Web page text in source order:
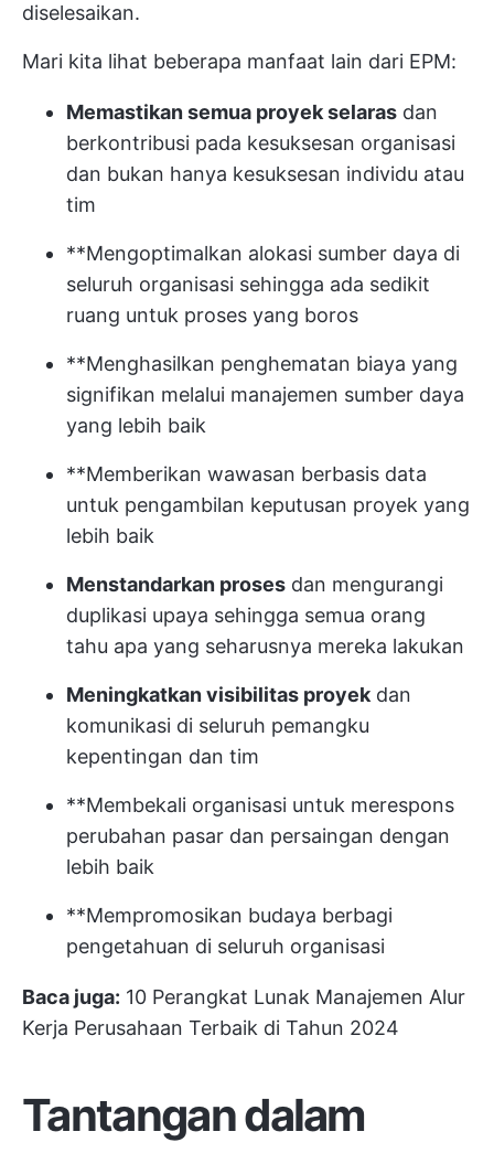
diselesaikan.
Mari kita lihat beberapa manfaat lain dari EPM:
Memastikan semua proyek selaras dan
berkontribusi pada kesuksesan organisasi
dan bukan hanya kesuksesan individu atau
tim
**Mengoptimalkan alokasi sumber daya di
seluruh organisasi sehingga ada sedikit
ruang untuk proses yang boros
**Menghasilkan penghematan biaya yang
signifikan melalui manajemen sumber daya
yang lebih baik
**Memberikan wawasan berbasis data
untuk pengambilan keputusan proyek yang
lebih baik
Menstandarkan proses dan mengurangi
duplikasi upaya sehingga semua orang
tahu apa yang seharusnya mereka lakukan
Meningkatkan visibilitas proyek dan
komunikasi di seluruh pemangku
kepentingan dan tim
**Membekali organisasi untuk merespons
perubahan pasar dan persaingan dengan
lebih baik
**Mempromosikan budaya berbagi
pengetahuan di seluruh organisasi
Baca juga: 10 Perangkat Lunak Manajemen Alur
Kerja Perusahaan Terbaik di Tahun 2024
Tantangan dalam